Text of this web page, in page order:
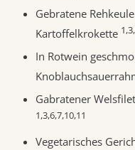
Gebratene
Kartoffelkrokette
In Rotwein
Gabratener
1,3,6,7,10,11
Vegetarisches